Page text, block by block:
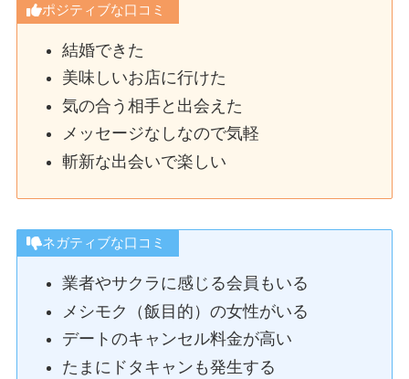
ポジティブな口コミ
結婚できた
美味しいお店に行けた
気の合う相手と出会えた
メッセージなしなので気軽
斬新な出会いで楽しい
ネガティブな口コミ
業者やサクラに感じる会員もいる
メシモク（飯目的）の女性がいる
デートのキャンセル料金が高い
たまにドタキャンも発生する